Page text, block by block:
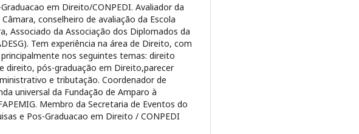
em Direito/CONPEDI. Avaliador da
conselheiro de avaliação da Escola
Associado da Associação dos Diplomados da
Tem experiência na área de Direito, com
nos seguintes temas: direito
direito, pós-graduação em Direito,parecer
e tributação. Coordenador de
universal da Fundação de Amparo à
Membro da Secretaria de Eventos do
e Pos-Graduacao em Direito / CONPEDI